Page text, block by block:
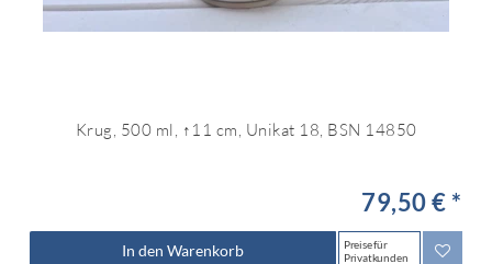
Krug, 500 ml, ↑11 cm, Unikat 18, BSN 14850
79,50 € *
In den Warenkorb
Preise für
Privatkunden